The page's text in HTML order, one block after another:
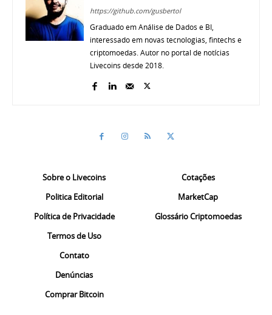
https://github.com/gusbertol
Graduado em Análise de Dados e BI,
interessado em novas tecnologias, fintechs e
criptomoedas. Autor no portal de notícias
Livecoins desde 2018.
Sobre o Livecoins
Politica Editorial
Política de Privacidade
Termos de Uso
Contato
Denúncias
Comprar Bitcoin
Cotações
MarketCap
Glossário Criptomoedas